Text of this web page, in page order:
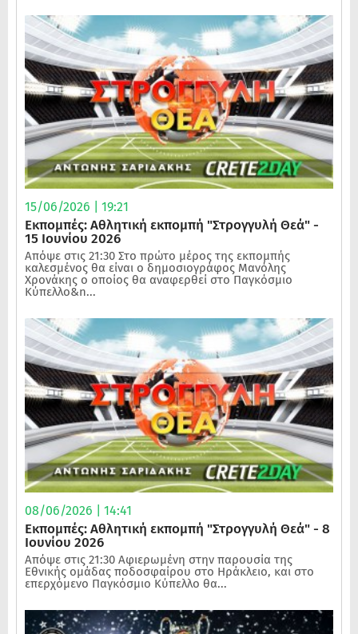
15/06/2026 | 19:21
Εκπομπές: Αθλητική εκπομπή "Στρογγυλή Θεά" -
15 Ιουνίου 2026
Απόψε στις 21:30 Στο πρώτο μέρος της εκπομπής
καλεσμένος θα είναι ο δημοσιογράφος Μανόλης
Χρονάκης ο οποίος θα αναφερθεί στο Παγκόσμιο
Κύπελλο&n...
08/06/2026 | 14:41
Εκπομπές: Αθλητική εκπομπή "Στρογγυλή Θεά" - 8
Ιουνίου 2026
Απόψε στις 21:30 Αφιερωμένη στην παρουσία της
Εθνικής ομάδας ποδοσφαίρου στο Ηράκλειο, και στο
επερχόμενο Παγκόσμιο Κύπελλο θα...